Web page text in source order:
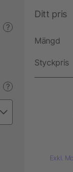
?
?
Ditt pris
Mängd
Styckpris
Exkl.